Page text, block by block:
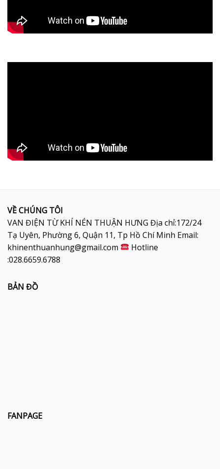
VỀ CHÚNG TÔI
VAN ĐIỆN TỪ KHÍ NÉN THUẬN HƯNG Địa chỉ:172/24
Tạ Uyên, Phường 6, Quận 11, Tp Hồ Chí Minh Email:
khinenthuanhung@gmail.com
Hotline
:028.6659.6788
BẢN ĐỒ
FANPAGE